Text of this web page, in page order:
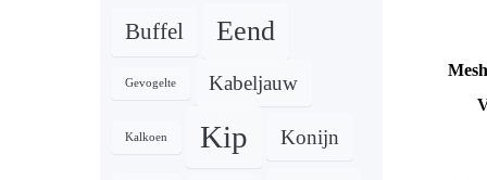
Buffel Eend
Gevogelte Kabeljauw
Kalkoen Kip Konijn